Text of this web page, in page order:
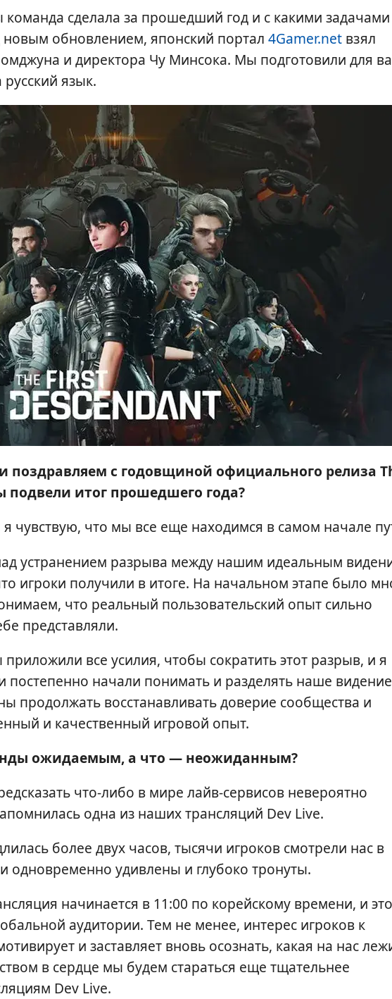
сделала за прошедший год и с какими задачами
новым обновлением, японский портал 4Gamer.net взял
и директора Чу Минсока. Мы подготовили для
язык.
с годовщиной официального релиза
подвели итог прошедшего года?
чувствую, что мы все еще находимся в самом начале
устранением разрыва между нашим идеальным
игроки получили в итоге. На начальном этапе было
что реальный пользовательский опыт сильно
представляли.
все усилия, чтобы сократить этот разрыв, и я
постепенно начали понимать и разделять наше
продолжать восстанавливать доверие сообщества и
и качественный игровой опыт.
ожидаемым, а что — неожиданным?
что-либо в мире лайв-сервисов невероятно
одна из наших трансляций Dev Live.
более двух часов, тысячи игроков смотрели нас в
удивлены и глубоко тронуты.
начинается в 11:00 по корейскому времени, и
аудитории. Тем не менее, интерес игроков к
и заставляет вновь осознать, какая на нас
в сердце мы будем стараться еще тщательнее
Dev Live.